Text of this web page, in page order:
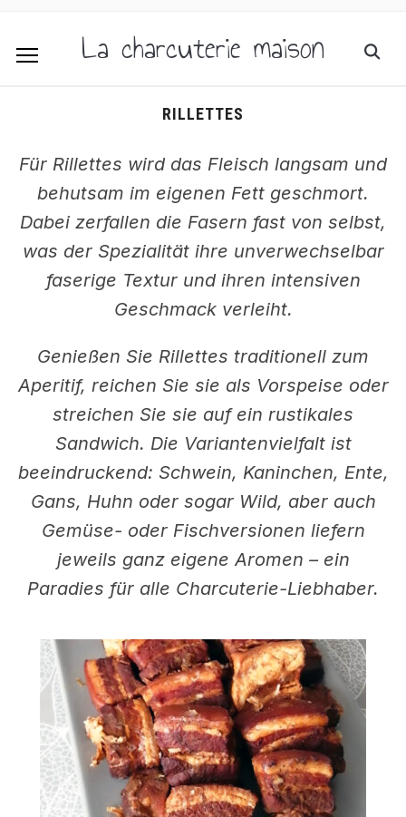
La charcuterie maison
RILLETTES
Für Rillettes wird das Fleisch langsam und
behutsam im eigenen Fett geschmort.
Dabei zerfallen die Fasern fast von selbst,
was der Spezialität ihre unverwechselbar
faserige Textur und ihren intensiven
Geschmack verleiht.
Genießen Sie Rillettes traditionell zum
Aperitif, reichen Sie sie als Vorspeise oder
streichen Sie sie auf ein rustikales
Sandwich. Die Variantenvielfalt ist
beeindruckend: Schwein, Kaninchen, Ente,
Gans, Huhn oder sogar Wild, aber auch
Gemüse- oder Fischversionen liefern
jeweils ganz eigene Aromen – ein
Paradies für alle Charcuterie-Liebhaber.